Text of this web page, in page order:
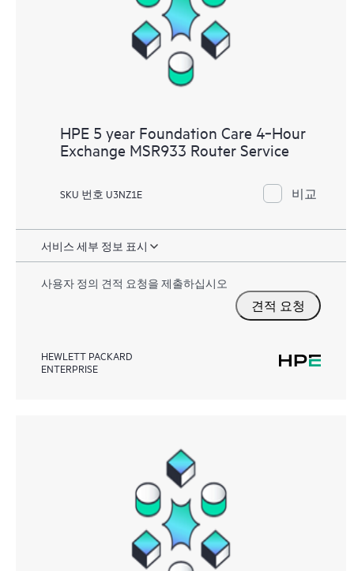
HPE 5 year Foundation Care 4‑Hour
Exchange MSR933 Router Service
SKU 번호 U3NZ1E 비교
서비스 세부 정보 표시
사용자 정의 견적 요청을 제출하십시오
견적 요청
HEWLETT PACKARD
ENTERPRISE